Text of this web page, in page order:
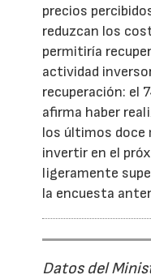
precios
reduzcan los
permitiría
actividad
recuperación: el
afirma haber
los últimos doce
invertir en el
ligeramente
la encuesta
Datos del